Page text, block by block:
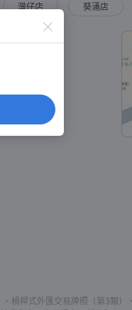
灣仔店 葵涌店
場對面）
槓桿式外匯交易牌照（第3類